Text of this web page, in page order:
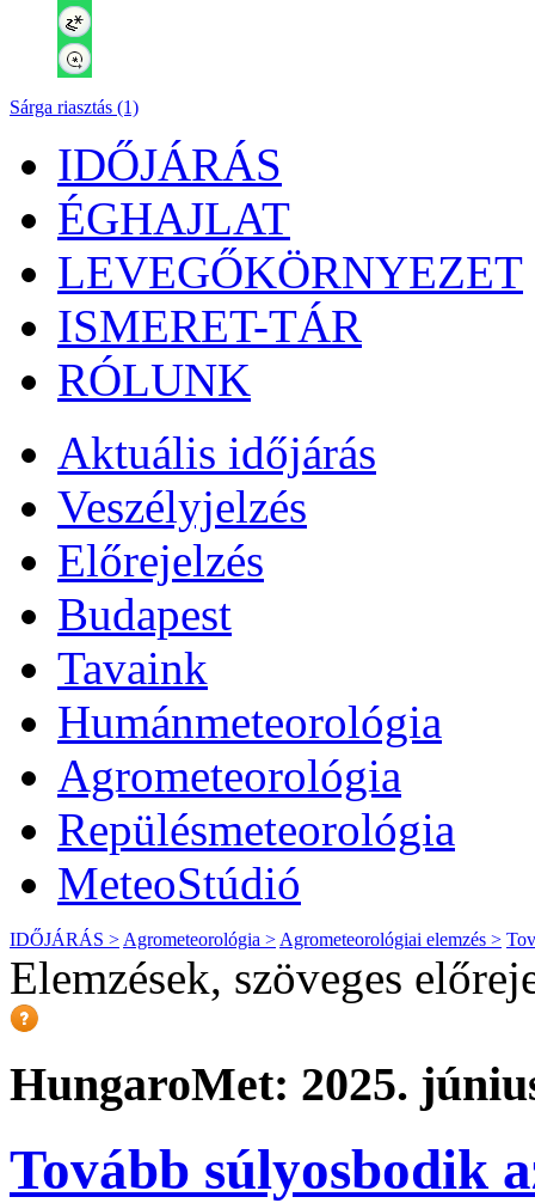
Sárga riasztás (1)
IDŐJÁRÁS
ÉGHAJLAT
LEVEGŐKÖRNYEZET
ISMERET-TÁR
RÓLUNK
Aktuális időjárás
Veszélyjelzés
Előrejelzés
Budapest
Tavaink
Humánmeteorológia
Agrometeorológia
Repülésmeteorológia
MeteoStúdió
IDŐJÁRÁS > Agrometeorológia > Agrometeorológiai elemzés >
Elemzések, szöveges
HungaroMet: 2025.
Tovább súlyosbodik